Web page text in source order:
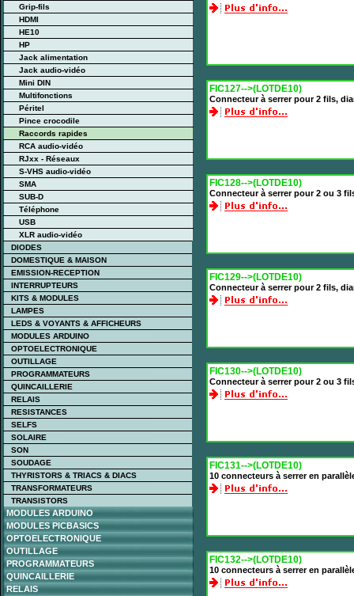
Grip-fils
HDMI
HE10
HP
Jack alimentation
Jack audio-vidéo
Mini DIN
Multifonctions
Péritel
Pince crocodile
Raccords rapides
RCA audio-vidéo
RJxx - Réseaux
S-VHS audio-vidéo
SMA
SUB-D
Téléphone
USB
XLR audio-vidéo
DIODES
DOMESTIQUE & MAISON
EMISSION-RECEPTION
INTERRUPTEURS
KITS & MODULES
LAMPES
LEDS & VOYANTS & AFFICHEURS
MODULES ARDUINO
OPTOELECTRONIQUE
OUTILLAGE
PROGRAMMATEURS
QUINCAILLERIE
RELAIS
RESISTANCES
SELFS
SOLAIRE
SON
SOUDAGE
THYRISTORS & TRIACS & DIACS
TRANSFORMATEURS
TRANSISTORS
MODULES ARDUINO
MODULES PICBASICS
OPTOELECTRONIQUE
OUTILLAGE
PROGRAMMATEURS
QUINCAILLERIE
RELAIS
FIC127-->(LOTDE10)
Connecteur à serrer pour 2 fils,
FIC128-->(LOTDE10)
Connecteur à serrer pour 2 ou 3
FIC129-->(LOTDE10)
Connecteur à serrer pour 2 fils,
FIC130-->(LOTDE10)
Connecteur à serrer pour 2 ou 3
FIC131-->(LOTDE10)
10 connecteurs à serrer en
FIC132-->(LOTDE10)
10 connecteurs à serrer en